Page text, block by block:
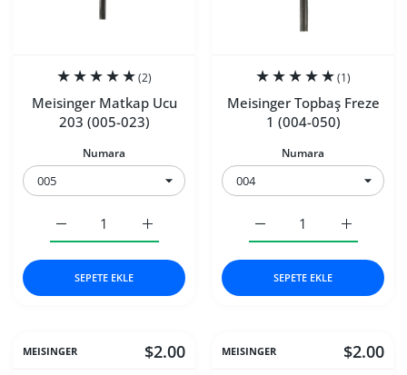
(2)
Meisinger Matkap Ucu
203 (005-023)
Numara
Meisinger Matkap Ucu 203 (005-023) 005
Meisinger Matkap Ucu 203 (005-023) 005 için adedi
SEPETE EKLE
(1)
Meisinger Topbaş Freze
1 (004-050)
Numara
Meisinger Topbaş
SEPETE EKLE
MEISINGER $2.00 MEISINGER $2.00